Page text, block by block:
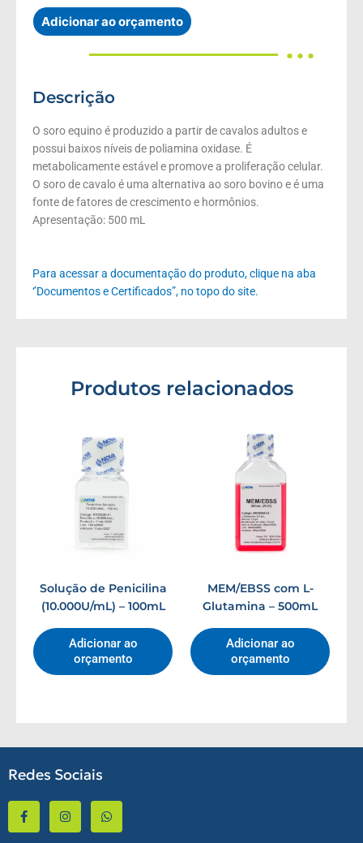
Adicionar ao orçamento
● ● ●
Descrição
O soro equino é produzido a partir de cavalos adultos e
possui baixos níveis de poliamina oxidase. É
metabolicamente estável e promove a proliferação celular.
O soro de cavalo é uma alternativa ao soro bovino e é uma
fonte de fatores de crescimento e hormônios.
Apresentação: 500 mL
Para acessar a documentação do produto, clique na aba
‘’Documentos e Certificados”, no topo do site.
Produtos relacionados
Solução de Penicilina
(10.000U/mL) – 100mL
Adicionar ao
orçamento
MEM/EBSS com L-
Glutamina – 500mL
Adicionar ao
orçamento
Redes Sociais
F
a
c
e
I
n
s
t
W
h
a
t